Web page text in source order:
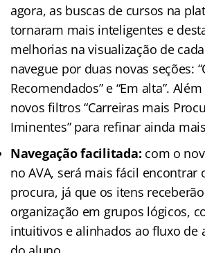
agora, as buscas de cursos na
tornaram mais inteligentes e
melhorias na visualização de
navegue por duas novas seções:
Recomendados” e “Em alta”.
novos filtros “Carreiras mais
Iminentes” para refinar ainda
Navegação facilitada: com o
no AVA, será mais fácil encontrar
procura, já que os itens
organização em grupos lógicos,
intuitivos e alinhados ao fluxo de